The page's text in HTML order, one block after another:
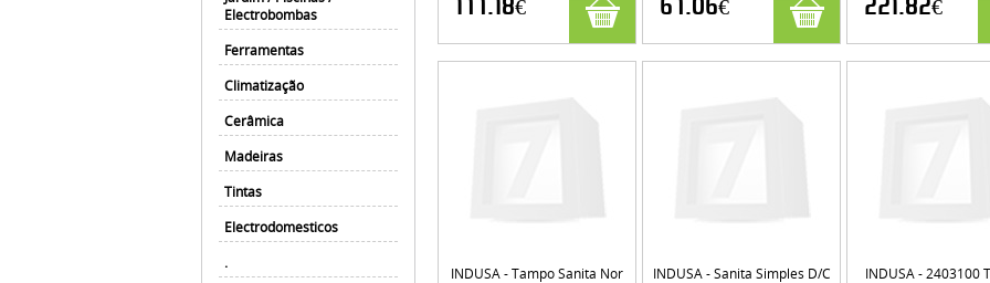
Electrobombas
Ferramentas
Climatização
Cerâmica
Madeiras
Tintas
Electrodomesticos
.
177.18€ 67.06€ 221.82€
INDUSA - Tampo Sanita Nor
INDUSA - Sanita Simples D/C
INDUSA - 2403100